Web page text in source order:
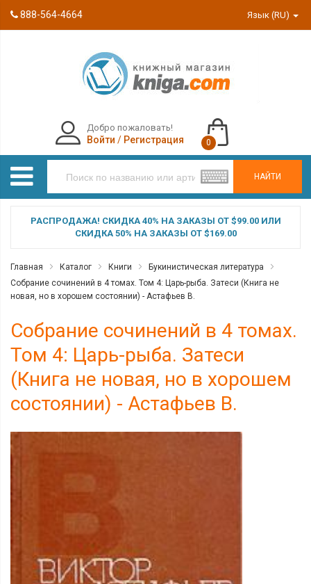
888-564-4664 Язык (RU)
НАЙТИ
Добро пожаловать!
Войти / Регистрация 0
РАСПРОДАЖА! СКИДКА 40% НА ЗАКАЗЫ ОТ $99.00 ИЛИ
СКИДКА 50% НА ЗАКАЗЫ ОТ $169.00
Главная Каталог Книги
Букинистическая литература
Собрание сочинений в 4 томах. Том 4: Царь-рыба. Затеси (Книга не
новая, но в хорошем состоянии) - Астафьев В.
Собрание сочинений в 4 томах.
Том 4: Царь-рыба. Затеси
(Книга не новая, но в хорошем
состоянии) - Астафьев В.